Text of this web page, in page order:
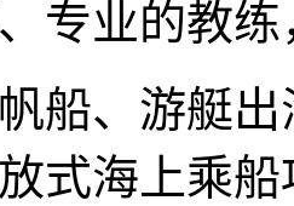
专业的教
、游艇出
式海上乘